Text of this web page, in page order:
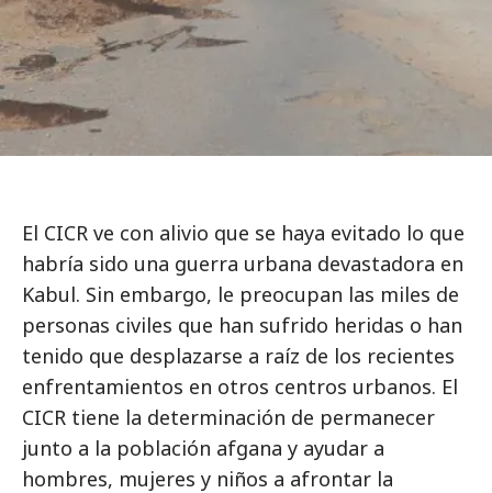
El CICR ve con alivio que se haya evitado lo que
habría sido una guerra urbana devastadora en
Kabul. Sin embargo, le preocupan las miles de
personas civiles que han sufrido heridas o han
tenido que desplazarse a raíz de los recientes
enfrentamientos en otros centros urbanos. El
CICR tiene la determinación de permanecer
junto a la población afgana y ayudar a
hombres, mujeres y niños a afrontar la